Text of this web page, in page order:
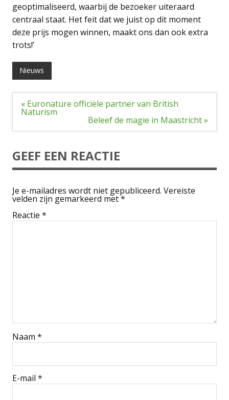
geoptimaliseerd, waarbij de bezoeker uiteraard
centraal staat. Het feit dat we juist op dit moment
deze prijs mogen winnen, maakt ons dan ook extra
trots!’
Nieuws
Bericht
navigatie
« Euronature officiële partner van British
Naturism
Beleef de magie in Maastricht »
GEEF EEN REACTIE
Je e-mailadres wordt niet gepubliceerd. Vereiste
velden zijn gemarkeerd met*
Reactie *
Naam *
E-mail *